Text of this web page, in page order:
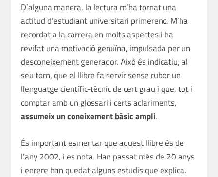
D’alguna manera, la lectura m’ha tornat una
actitud d’estudiant universitari primerenc. M’ha
recordat a la carrera en molts aspectes i ha
revifat una motivació genuïna, impulsada per un
desconeixement generador. Això és indicatiu, al
seu torn, que el llibre fa servir sense rubor un
llenguatge científic-tècnic de cert grau i que, tot i
comptar amb un glossari i certs aclariments,
assumeix un coneixement bàsic ampli.
És important esmentar que aquest llibre és de
l’any 2002, i es nota. Han passat més de 20 anys
i enrere han quedat alguns estudis que explica.